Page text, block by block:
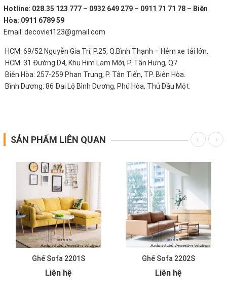
Hotline: 028.35 123 777 – 0932 649 279 – 0911 71 71 78 – Biên
Hòa: 0911 6789 59
Email: decoviet123@gmail.com
HCM: 69/52 Nguyễn Gia Trí, P.25, Q.Bình Thạnh – Hẻm xe tải lớn.
HCM: 31 Đường D4, Khu Him Lam Mới, P. Tân Hưng, Q7.
Biên Hòa: 257-259 Phan Trung, P. Tân Tiến, TP. Biên Hòa.
Bình Dương: 86 Đại Lộ Bình Dương, Phú Hòa, Thủ Dầu Một.
SẢN PHẨM LIÊN QUAN
Ghế Sofa 2201S
Liên hệ
Ghế Sofa 2202S
Liên hệ